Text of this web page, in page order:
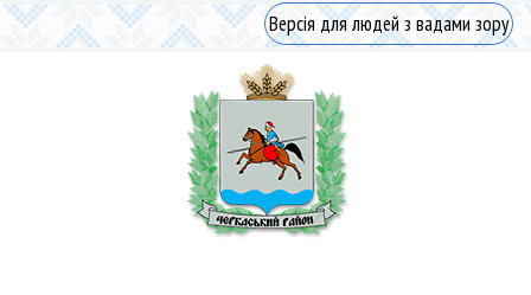
Версія для людей з вадами зору